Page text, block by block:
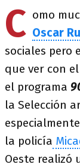
C omo
Oscar
sociales pero
que ver con
el programa
la Selección
la policía
Oeste realizó